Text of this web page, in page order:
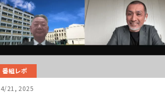
番組レポ
4/21, 2025